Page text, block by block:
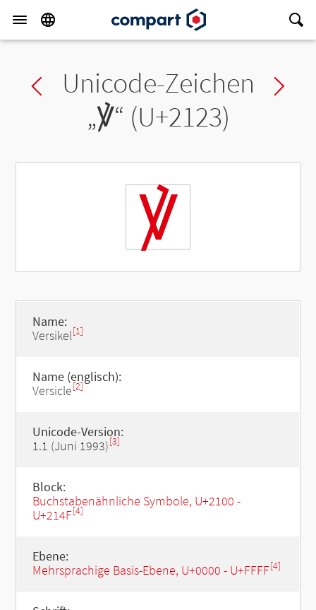
Previous char
Unicode-Zeichen
„℣“ (U+2123)
℣
Name:
Versikel[1]
Name (englisch):
Versicle[2]
Unicode-Version:
1.1 (Juni 1993)[3]
Block:
Buchstabenähnliche Symbole, U+2100 -
U+214F[4]
Ebene:
Mehrsprachige Basis-Ebene, U+0000 - U+FFFF[4]